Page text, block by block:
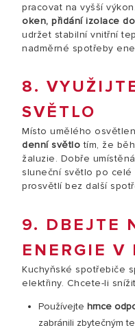
pracovat na vyšší výkon.
oken, přidání izolace
udržet stabilní vnitřní
nadměrné spotřeby
8.
SVĚTLO
Místo umělého
denní světlo tím, že
žaluzie. Dobře
sluneční světlo po celé
prosvětlí bez další
9. DBEJTE
ENERGIE V
Kuchyňské spotřebiče
elektřiny. Chcete-li
Používejte hrnce
zabránili zbytečným